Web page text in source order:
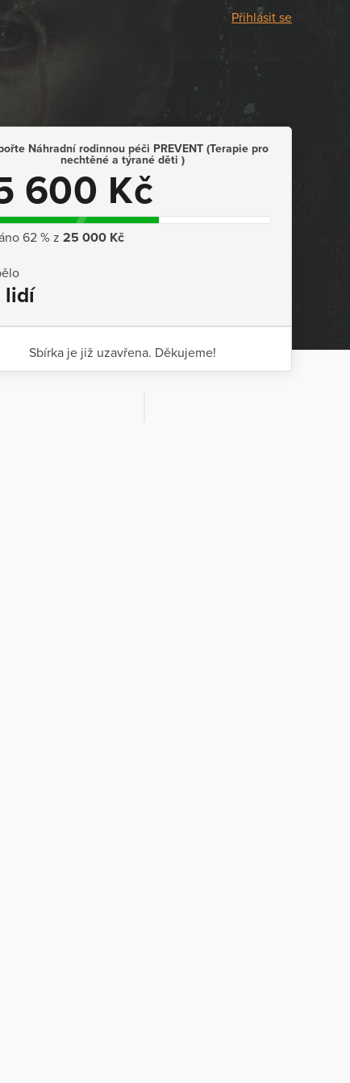
Přihlásit se
Náhradní rodinnou péči PREVENT (Terapie pro
nechtěné a týrané děti )
600 Kč
62 % z 25 000 Kč
lidí
Sbírka je již uzavřena. Děkujeme!